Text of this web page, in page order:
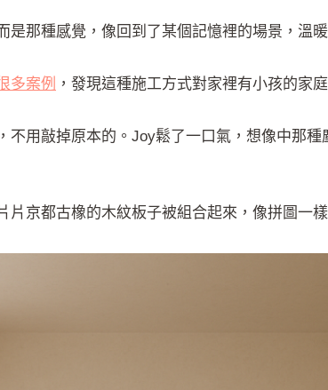
那種感覺，像回到了某個記憶裡的場景，溫
多案例 ，發現這種施工方式對家裡有小孩的家
用敲掉原本的。Joy鬆了一口氣，想像中那
京都古橡的木紋板子被組合起來，像拼圖一